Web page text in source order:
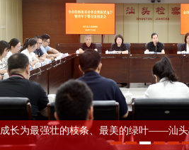
听民声解民忧——林淑瑜检察长走进人大
市检察院召开机关党员大会选举新
林淑瑜检察长讲授树立和践行正确
市检察院召开“七一”
林淑瑜检察长带队到基